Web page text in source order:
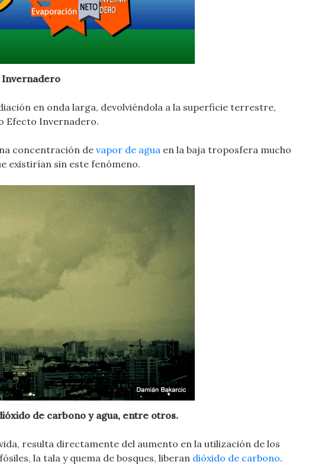
Invernadero
en onda larga, devolviéndola a la superficie terrestre,
Efecto Invernadero.
concentración de vapor de agua en la baja troposfera mucho
existirían sin este fenómeno.
de carbono y agua, entre otros.
resulta directamente del aumento en la utilización de los
la tala y quema de bosques, liberan dióxido de carbono.